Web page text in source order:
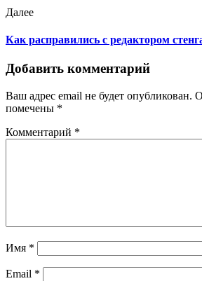
Далее
Как расправились с редактором
Добавить комментарий
Ваш адрес email не будет опубликован.
помечены *
Комментарий *
Имя *
Email *